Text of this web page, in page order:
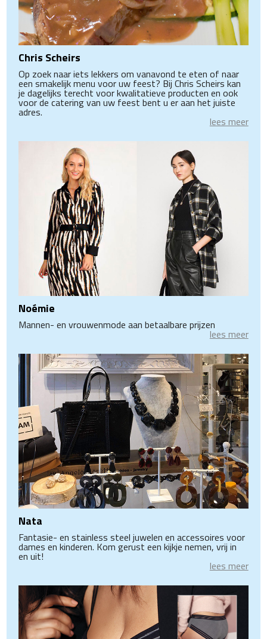
Chris Scheirs
Op zoek naar iets lekkers om vanavond te eten of naar
een smakelijk menu voor uw feest? Bij Chris Scheirs kan
je dagelijks terecht voor kwalitatieve producten en ook
voor de catering van uw feest bent u er aan het juiste
adres.
lees meer
Noémie
Mannen- en vrouwenmode aan betaalbare prijzen
lees meer
Nata
Fantasie- en stainless steel juwelen en accessoires voor
dames en kinderen. Kom gerust een kijkje nemen, vrij in
en uit!
lees meer